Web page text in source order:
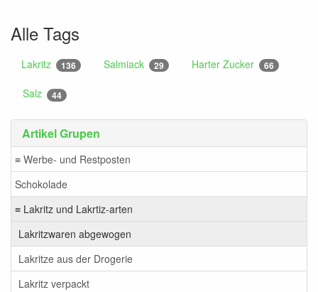
Artikel Grupen
≡ Werbe- und Restposten
Schokolade
≡ Lakritz und Lakrtiz-arten
Lakritzwaren abgewogen
Lakritze aus der Drogerie
Lakritz verpackt
Alle Tags
Lakritz 136 Salmiack 29 Harter Zucker 66
Salz 44